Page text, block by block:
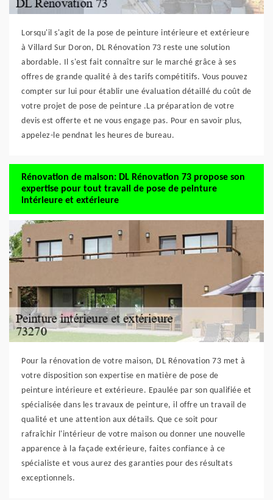
Lorsqu'il s'agit de la pose de peinture intérieure et extérieure
à Villard Sur Doron, DL Rénovation 73 reste une solution
abordable. Il s'est fait connaître sur le marché grâce à ses
offres de grande qualité à des tarifs compétitifs. Vous pouvez
compter sur lui pour établir une évaluation détaillé du coût de
votre projet de pose de peinture .La préparation de votre
devis est offerte et ne vous engage pas. Pour en savoir plus,
appelez-le pendnat les heures de bureau.
Rénovation de maison: DL Rénovation 73 propose son
expertise pour tout travail de pose de peinture
intérieure et extérieure
Pour la rénovation de votre maison, DL Rénovation 73 met à
votre disposition son expertise en matière de pose de
peinture intérieure et extérieure. Epaulée par son qualifiée et
spécialisée dans les travaux de peinture, il offre un travail de
qualité et une attention aux détails. Que ce soit pour
rafraîchir l'intérieur de votre maison ou donner une nouvelle
apparence à la façade extérieure, faites confiance à ce
spécialiste et vous aurez des garanties pour des résultats
exceptionnels.